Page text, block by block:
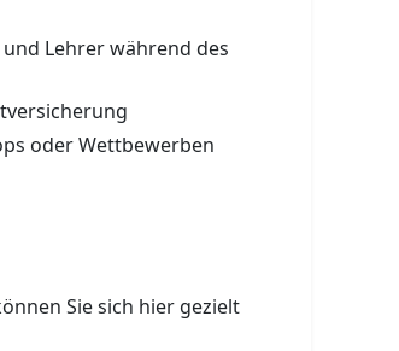
Lehrer während des
oder Wettbewerben
Sie sich hier gezielt